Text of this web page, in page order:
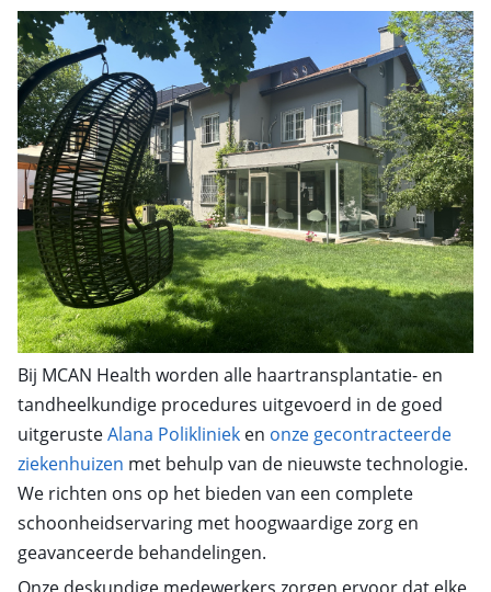
Bij MCAN Health worden alle haartransplantatie- en
tandheelkundige procedures uitgevoerd in de goed
uitgerusteAlana Polikliniek en onze gecontracteerde
ziekenhuizen met behulp van de nieuwste technologie.
We richten ons op het bieden van een complete
schoonheidservaring met hoogwaardige zorg en
geavanceerde behandelingen.